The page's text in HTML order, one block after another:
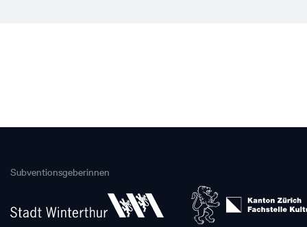
Subventionsgeberinnen